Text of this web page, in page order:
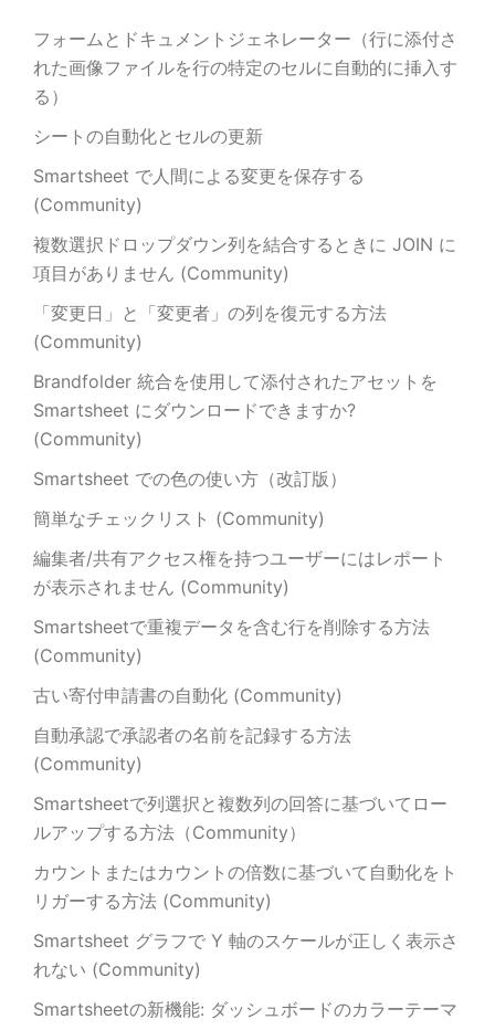
フォームとドキュメントジェネレーター（行に添付さ
れた画像ファイルを行の特定のセルに自動的に挿入す
る）
シートの自動化とセルの更新
Smartsheet で人間による変更を保存する
(Community)
複数選択ドロップダウン列を結合するときに JOIN に
項目がありません (Community)
「変更日」と「変更者」の列を復元する方法
(Community)
Brandfolder 統合を使用して添付されたアセットを
Smartsheet にダウンロードできますか?
(Community)
Smartsheet での色の使い方（改訂版）
簡単なチェックリスト (Community)
編集者/共有アクセス権を持つユーザーにはレポート
が表示されません (Community)
Smartsheetで重複データを含む行を削除する方法
(Community)
古い寄付申請書の自動化 (Community)
自動承認で承認者の名前を記録する方法
(Community)
Smartsheetで列選択と複数列の回答に基づいてロー
ルアップする方法（Community）
カウントまたはカウントの倍数に基づいて自動化をト
リガーする方法 (Community)
Smartsheet グラフで Y 軸のスケールが正しく表示さ
れない (Community)
Smartsheetの新機能: ダッシュボードのカラーテーマ